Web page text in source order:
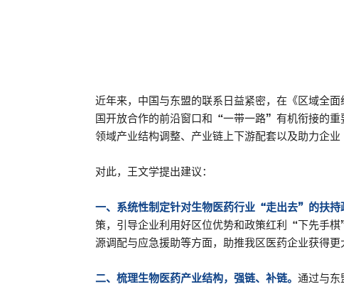
近年来，中国与东盟的联系日益紧密，在《区域全
国开放合作的前沿窗口和“一带一路”有机衔接的重
领域产业结构调整、产业链上下游配套以及助力企
对此，王文学提出建议：
一、系统性制定针对生物医药行业“走出去”的扶持
策，引导企业利用好区位优势和政策红利“下先手
源调配与应急援助等方面，助推我区医药企业获得更
二、梳理生物医药产业结构，强链、补链。通过与东